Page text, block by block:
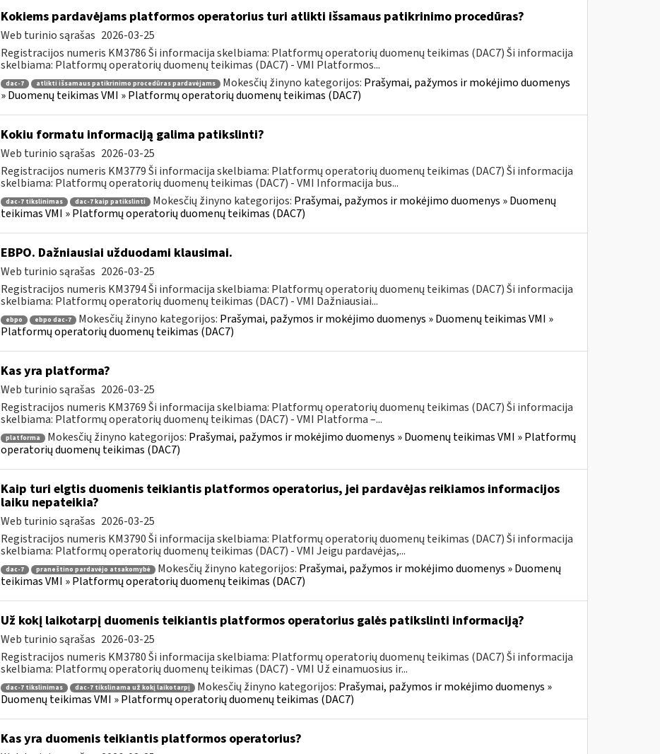
Kokiems pardavėjams platformos operatorius turi atlikti išsamaus patikrinimo procedūras?
Web turinio sąrašas 2026-03-25
Registracijos numeris KM3786 Ši informacija skelbiama: Platformų operatorių duomenų teikimas (DAC7) Ši informacija
skelbiama: Platformų operatorių duomenų teikimas (DAC7) - VMI Platformos...
dac-7 atlikti išsamaus patikrinimo procedūras pardavėjams Mokesčių žinyno kategorijos: Prašymai, pažymos ir mokėjimo duomenys
» Duomenų teikimas VMI » Platformų operatorių duomenų teikimas (DAC7)
Kokiu formatu informaciją galima patikslinti?
Web turinio sąrašas 2026-03-25
Registracijos numeris KM3779 Ši informacija skelbiama: Platformų operatorių duomenų teikimas (DAC7) Ši informacija
skelbiama: Platformų operatorių duomenų teikimas (DAC7) - VMI Informacija bus...
dac-7 tikslinimas dac-7 kaip patikslinti Mokesčių žinyno kategorijos: Prašymai, pažymos ir mokėjimo duomenys » Duomenų
teikimas VMI » Platformų operatorių duomenų teikimas (DAC7)
EBPO. Dažniausiai užduodami klausimai.
Web turinio sąrašas 2026-03-25
Registracijos numeris KM3794 Ši informacija skelbiama: Platformų operatorių duomenų teikimas (DAC7) Ši informacija
skelbiama: Platformų operatorių duomenų teikimas (DAC7) - VMI Dažniausiai...
ebpo ebpo dac-7 Mokesčių žinyno kategorijos: Prašymai, pažymos ir mokėjimo duomenys » Duomenų teikimas VMI »
Platformų operatorių duomenų teikimas (DAC7)
Kas yra platforma?
Web turinio sąrašas 2026-03-25
Registracijos numeris KM3769 Ši informacija skelbiama: Platformų operatorių duomenų teikimas (DAC7) Ši informacija
skelbiama: Platformų operatorių duomenų teikimas (DAC7) - VMI Platforma –...
platforma Mokesčių žinyno kategorijos: Prašymai, pažymos ir mokėjimo duomenys » Duomenų teikimas VMI » Platformų
operatorių duomenų teikimas (DAC7)
Kaip turi elgtis duomenis teikiantis platformos operatorius, jei pardavėjas reikiamos informacijos
laiku nepateikia?
Web turinio sąrašas 2026-03-25
Registracijos numeris KM3790 Ši informacija skelbiama: Platformų operatorių duomenų teikimas (DAC7) Ši informacija
skelbiama: Platformų operatorių duomenų teikimas (DAC7) - VMI Jeigu pardavėjas,...
dac-7 praneštino pardavėjo atsakomybė Mokesčių žinyno kategorijos: Prašymai, pažymos ir mokėjimo duomenys » Duomenų
teikimas VMI » Platformų operatorių duomenų teikimas (DAC7)
Už kokį laikotarpį duomenis teikiantis platformos operatorius galės patikslinti informaciją?
Web turinio sąrašas 2026-03-25
Registracijos numeris KM3780 Ši informacija skelbiama: Platformų operatorių duomenų teikimas (DAC7) Ši informacija
skelbiama: Platformų operatorių duomenų teikimas (DAC7) - VMI Už einamuosius ir...
dac-7 tikslinimas dac-7 tikslinama už kokį laikotarpį Mokesčių žinyno kategorijos: Prašymai, pažymos ir mokėjimo duomenys »
Duomenų teikimas VMI » Platformų operatorių duomenų teikimas (DAC7)
Kas yra duomenis teikiantis platformos operatorius?